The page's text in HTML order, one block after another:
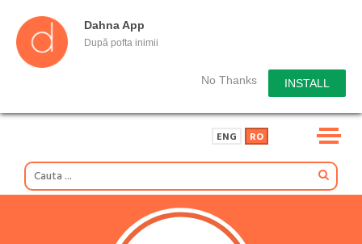
Dahna App
După pofta inimii
No Thanks INSTALL
ENG RO